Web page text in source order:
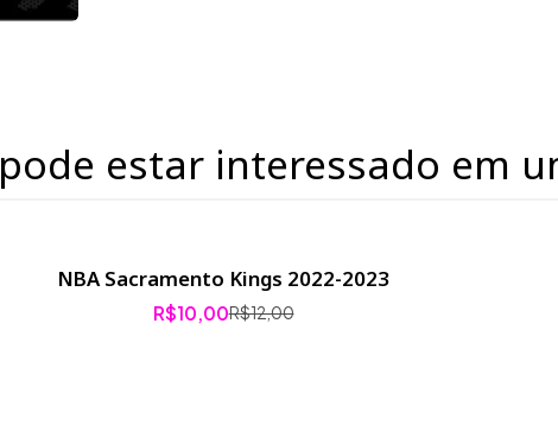
estar interessado em
NBA Sacramento Kings 2022-2023
R$10,00R$12,00